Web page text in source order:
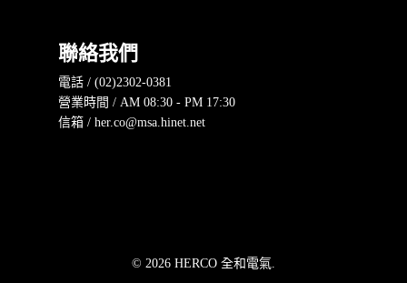
聯絡我們
電話 / (02)2302-0381
營業時間 / AM 08:30 - PM 17:30
信箱 / her.co@msa.hinet.net
© 2026 HERCO 全和電氣.